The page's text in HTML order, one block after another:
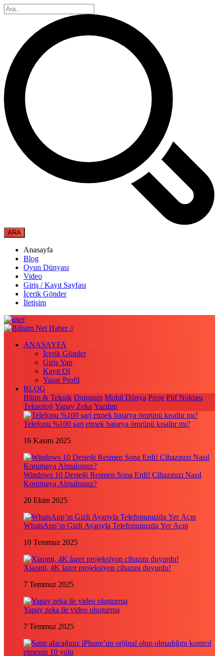
Anasayfa
Blog
Oyun Dünyası
Video
Giriş / Kayıt Sayfası
İçerik Gönder
İletişim
ANASAYFA
İçerik Gönder
Giriş Yap
Kayıt Ol
Yazar Profil
BLOG
Bilim & Teknik Donanım Mobil Dünya Proje Püf Noktası
Teknoloji Yapay Zeka Yazılım
Telefonu %100 şarj etmek batarya ömrünü kısaltır mı?
16 Kasım 2025
Windows 10 Desteği Resmen Sona Erdi! Cihazınızı Nasıl
Korumaya Almalısınız?
20 Ekim 2025
WhatsApp’ın Gizli Ayarıyla Telefonunuzda Yer Açın
10 Temmuz 2025
Xiaomi, 4K lazer projeksiyon cihazını duyurdu!
7 Temmuz 2025
Yapay zeka ile video oluşturma
7 Temmuz 2025